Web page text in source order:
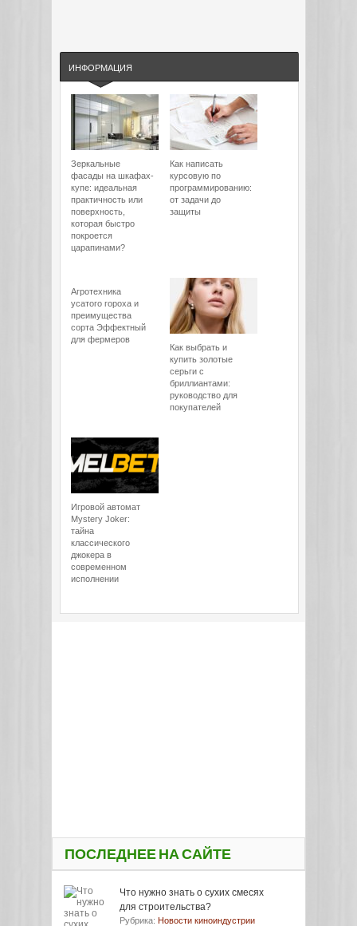
ИНФОРМАЦИЯ
Зеркальные
фасады на шкафах-
купе: идеальная
практичность или
поверхность,
которая быстро
покроется
царапинами?
Как написать
курсовую по
программированию:
от задачи до
защиты
Агротехника
усатого гороха и
преимущества
сорта Эффектный
для фермеров
Как выбрать и
купить золотые
серьги с
бриллиантами:
руководство для
покупателей
Игровой автомат
Mystery Joker:
тайна
классического
джокера в
современном
исполнении
ПОСЛЕДНЕЕ НА САЙТЕ
Что нужно знать о сухих смесях
для строительства?
Рубрика: Новости киноиндустрии